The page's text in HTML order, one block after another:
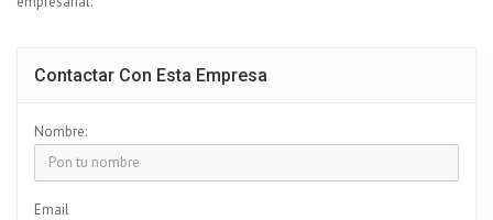
Contactar Con Esta Empresa
Nombre:
Email